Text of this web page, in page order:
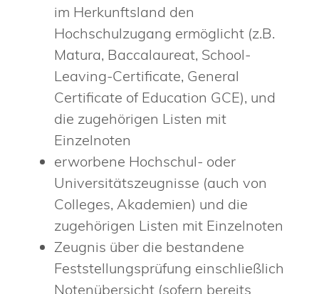
im Herkunftsland den
Hochschulzugang ermöglicht (z.B.
Matura, Baccalaureat, School-
Leaving-Certificate, General
Certificate of Education GCE), und
die zugehörigen Listen mit
Einzelnoten
erworbene Hochschul- oder
Universitätszeugnisse (auch von
Colleges, Akademien) und die
zugehörigen Listen mit Einzelnoten
Zeugnis über die bestandene
Feststellungsprüfung einschließlich
Notenübersicht (sofern bereits